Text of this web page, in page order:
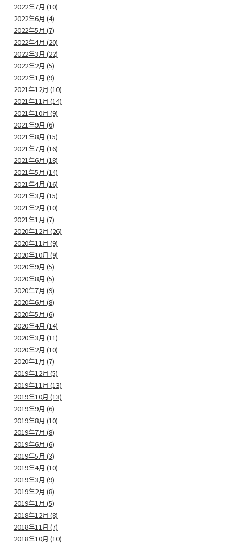
2022年7月 (10)
2022年6月 (4)
2022年5月 (7)
2022年4月 (20)
2022年3月 (22)
2022年2月 (5)
2022年1月 (9)
2021年12月 (10)
2021年11月 (14)
2021年10月 (9)
2021年9月 (6)
2021年8月 (15)
2021年7月 (16)
2021年6月 (18)
2021年5月 (14)
2021年4月 (16)
2021年3月 (15)
2021年2月 (10)
2021年1月 (7)
2020年12月 (26)
2020年11月 (9)
2020年10月 (9)
2020年9月 (5)
2020年8月 (5)
2020年7月 (9)
2020年6月 (8)
2020年5月 (6)
2020年4月 (14)
2020年3月 (11)
2020年2月 (10)
2020年1月 (7)
2019年12月 (5)
2019年11月 (13)
2019年10月 (13)
2019年9月 (6)
2019年8月 (10)
2019年7月 (8)
2019年6月 (6)
2019年5月 (3)
2019年4月 (10)
2019年3月 (9)
2019年2月 (8)
2019年1月 (5)
2018年12月 (8)
2018年11月 (7)
2018年10月 (10)